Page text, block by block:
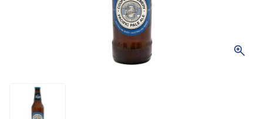
zoom_in